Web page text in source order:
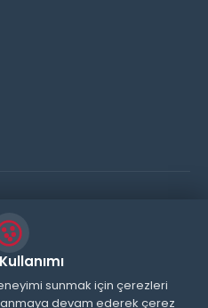
sunmak için çerezleri
devam ederek çerez
önbelleğini aşmak için
{